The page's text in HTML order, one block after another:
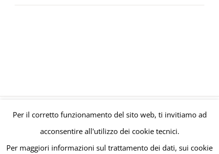
© Gruppo Polaris P.IVA C.F. Iscriz. CCIAA 08671820010 |Privacy e
Cookie Policy | Powered bymeltingmedia.it
Per il corretto funzionamento del sito web, ti invitiamo ad
acconsentire all'utilizzo dei cookie tecnici.
Per maggiori informazioni sul trattamento dei dati, sui cookie